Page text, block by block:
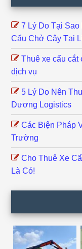
7 Lý Do Tại
Cẩu Chở Cây Tại
Thuê xe cẩu cắt
dịch vụ
5 Lý Do Nên
Dương Logistics
Các Biện Pháp
Trường
Cho Thuê Xe
Là Có!